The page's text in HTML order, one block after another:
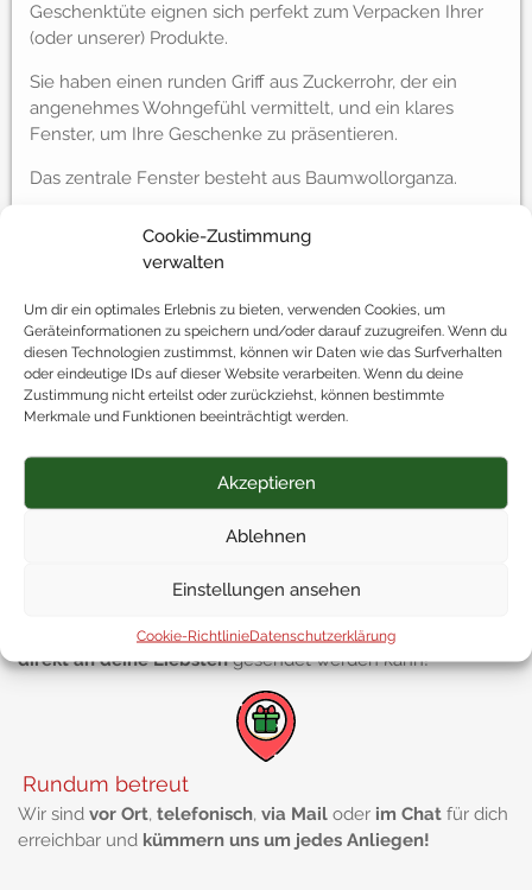
Cookie-Zustimmung
verwalten
Um dir ein optimales Erlebnis zu bieten, verwenden Cookies, um
Geräteinformationen zu speichern und/oder darauf zuzugreifen. Wenn du
diesen Technologien zustimmst, können wir Daten wie das Surfverhalten
oder eindeutige IDs auf dieser Website verarbeiten. Wenn du deine
Zustimmung nicht erteilst oder zurückziehst, können bestimmte
Merkmale und Funktionen beeinträchtigt werden.
Akzeptieren
Ablehnen
Einstellungen ansehen
Cookie-RichtlinieDatenschutzerklärung
Geschenktüte eignen sich perfekt zum Verpacken Ihrer
(oder unserer) Produkte.
Sie haben einen runden Griff aus Zuckerrohr, der ein
angenehmes Wohngefühl vermittelt, und ein klares
Fenster, um Ihre Geschenke zu präsentieren.
Das zentrale Fenster besteht aus Baumwollorganza.
Kostenlos geliefert
Ab einem Bestellwert von 50 Euro liefern wirdeine
Geschenke innerhalb Österreichs kostenlos
Passend verpackt
Wir verpacken deine Geschenkegerne so, dass das Paket
direkt an deine Liebstengesendet werden kann!
Rundum betreut
Wir sind vor Ort, telefonisch, via Mail oder im Chat für dich
erreichbar und kümmern uns um jedes Anliegen!